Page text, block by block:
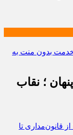
؛ نقاب